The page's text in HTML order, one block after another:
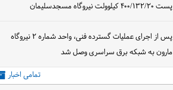
پست ۴۰۰/۱۳۲/۲۰ کیلوولت نیروگاه مسجدسلیمان
پس از اجرای عملیات گسترده فنی، واحد شماره ۲ نیروگاه
مارون به شبکه برق سراسری وصل شد
تمامی اخبار